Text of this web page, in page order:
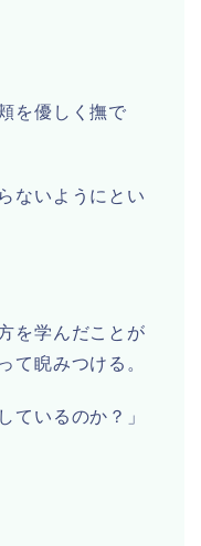
を優しく撫で
ないようにとい
を学んだことが
て睨みつける。
ているのか？」